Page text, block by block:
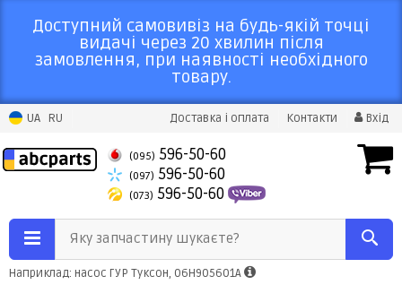
Доступний самовивіз на будь-якій точці
видачі через 20 хвилин після
замовлення, при наявності необхідного
товару.
UA RU Доставка і оплата Контакти Вхід
(095) 596-50-60
(097) 596-50-60
(073) 596-50-60
Яку запчастину шукаєте?
Наприклад: насос ГУР Туксон, 06H905601A